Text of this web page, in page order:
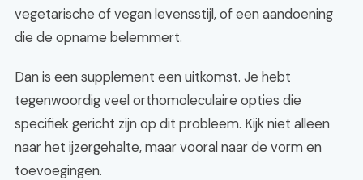
vegetarische of vegan levensstijl, of een aandoening
die de opname belemmert.
Dan is een supplement een uitkomst. Je hebt
tegenwoordig veel orthomoleculaire opties die
specifiek gericht zijn op dit probleem. Kijk niet alleen
naar het ijzergehalte, maar vooral naar de vorm en
toevoegingen.